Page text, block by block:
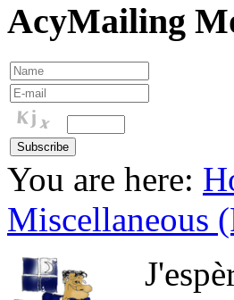
AcyMailing
You are here:
Miscellaneous